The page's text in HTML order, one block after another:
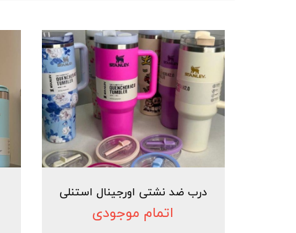
درب ضد نشتی اورجینال استنلی
اتمام موجودی